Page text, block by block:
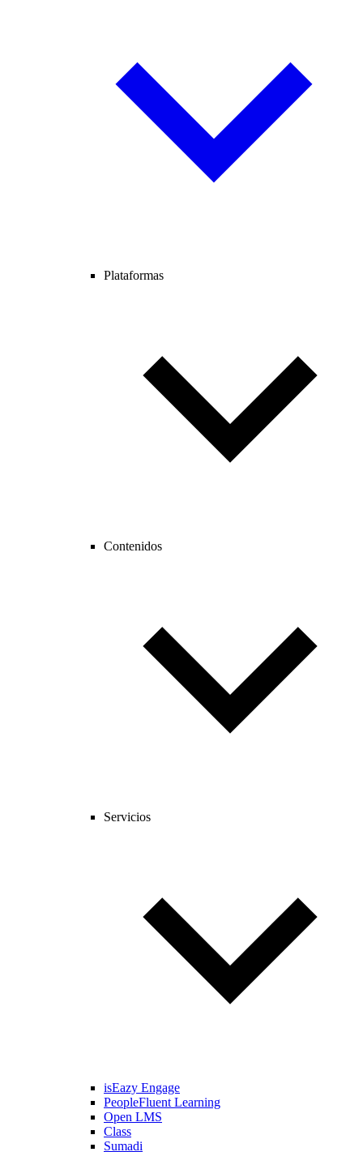
Plataformas
Contenidos
Servicios
isEazy Engage
PeopleFluent Learning
Open LMS
Class
Sumadi